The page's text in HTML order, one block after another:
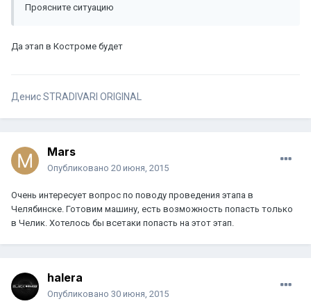
Проясните ситуацию
Да этап в Костроме будет
Денис STRADIVARI ORIGINAL
Mars
Опубликовано 20 июня, 2015
Очень интересует вопрос по поводу проведения этапа в
Челябинске. Готовим машину, есть возможность попасть только
в Челик. Хотелось бы всетаки попасть на этот этап.
halera
Опубликовано 30 июня, 2015